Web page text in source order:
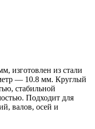
изготовлен из стали
— 10.8 мм. Круглый
стабильной
Подходит для
валов, осей и